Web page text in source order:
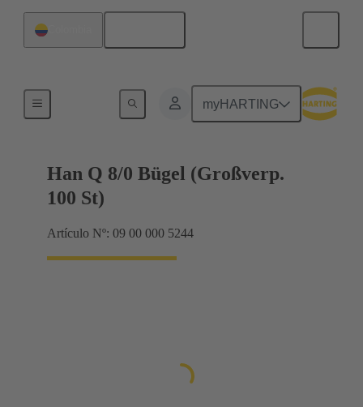
myHARTING
Sistemas de bloqueo
Han Q 8/0 Bügel (Großverp.
100 St)
Artículo Nº: 09 00 000 5244